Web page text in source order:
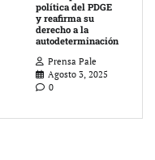
política del PDGE
y reafirma su
derecho a la
autodeterminación
Prensa Pale
Agosto 3, 2025
0